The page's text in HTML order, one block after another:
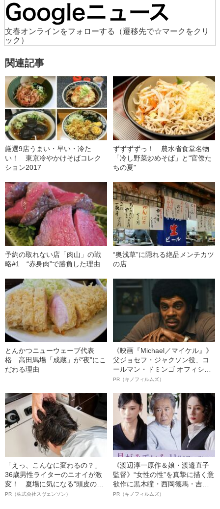
文春オンラインをフォローする
（遷移先で☆マークをクリ
ック）
関連記事
厳選9店うまい・早い・冷た
い！ 東京冷やかけそばコレク
ション2017
ずずずずっ！ 農水省食堂名物
「冷し野菜炒めそば」と"官僚た
ちの夏"
予約の取れない店「肉山」の戦
略#1 “赤身肉”で勝負した理由
“奥浅草”に隠れる絶品メンチカツ
の店
とんかつニューウェーブ代表
格 高田馬場「成蔵」が“夜”にこ
だわる理由
《映画『Michael／マイケル』》
父ジョセフ・ジャクソン役、コ
ールマン・ドミンゴ オフィシャ
ルインタビュー“観客を魅了した
語る”《日本興収70億円突破》
PR（キノフィルムズ）
「えっ、こんなに変わるの？」
36歳男性ライターのニオイが激
変！ 夏場に気になる“頭皮のニ
オイ”や“ベタつき”を解消す
PR（株式会社スヴェンソン）
《渡辺淳一原作＆娘・渡邉直子
監督》“女性の性”を真摯に描く意
欲作に黒木瞳・西岡德馬・吉田
羊が出演決定！《映画『月がみ
PR（キノフィルムズ）